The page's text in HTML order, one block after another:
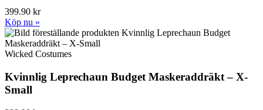
399.90 kr
Köp nu »
Wicked Costumes
Kvinnlig Leprechaun Budget Maskeraddräkt – X-
Small